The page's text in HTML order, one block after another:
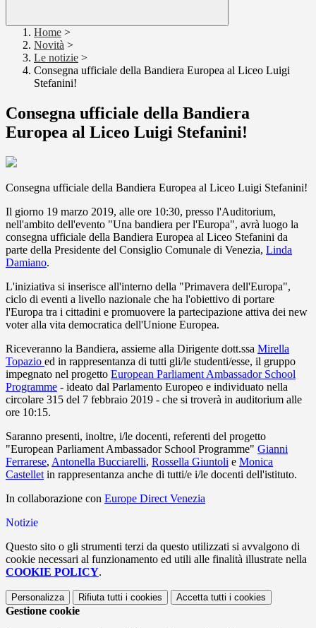
Home >
Novità >
Le notizie >
Consegna ufficiale della Bandiera Europea al Liceo Luigi
Stefanini!
Consegna ufficiale della Bandiera
Europea al Liceo Luigi Stefanini!
Consegna ufficiale della Bandiera Europea al Liceo Luigi Stefanini!
Il giorno 19 marzo 2019, alle ore 10:30, presso l'Auditorium,
nell'ambito dell'evento "Una bandiera per l'Europa", avrà luogo la
consegna ufficiale della Bandiera Europea al Liceo Stefanini da
parte della Presidente del Consiglio Comunale di Venezia, Linda
Damiano.
L'iniziativa si inserisce all'interno della "Primavera dell'Europa",
ciclo di eventi a livello nazionale che ha l'obiettivo di portare
l'Europa tra i cittadini e promuovere la partecipazione attiva dei new
voter alla vita democratica dell'Unione Europea.
Riceveranno la Bandiera, assieme alla Dirigente dott.ssa Mirella
Topazio ed in rappresentanza di tutti gli/le studenti/esse, il gruppo
impegnato nel progetto European Parliament Ambassador School
Programme - ideato dal Parlamento Europeo e individuato nella
circolare 315 del 7 febbraio 2019 - che si troverà in auditorium alle
ore 10:15.
Saranno presenti, inoltre, i/le docenti, referenti del progetto
"European Parliament Ambassador School Programme" Gianni
Ferrarese, Antonella Bucciarelli, Rossella Giuntoli e Monica
Castellet in rappresentanza anche di tutti/e i/le docenti dell'istituto.
In collaborazione con Europe Direct Venezia
Notizie
Questo sito o gli strumenti terzi da questo utilizzati si avvalgono di
cookie necessari al funzionamento ed utili alle finalità illustrate nella
COOKIE POLICY.
Personalizza Rifiuta tutti i cookies Accetta tutti i cookies
Gestione cookie